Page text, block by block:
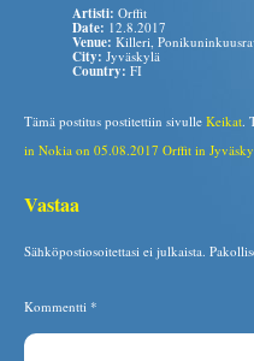
Artisti: Orffit
Date: 12.8.2017
Venue: Killeri,
City: Jyväskylä
Country: FI
Tämä postitus postitettiin sivulle Keikat
in Nokia on 05.08.2017 Orffit in
Vastaa
Sähköpostiosoitettasi ei julkaista.
Kommentti *